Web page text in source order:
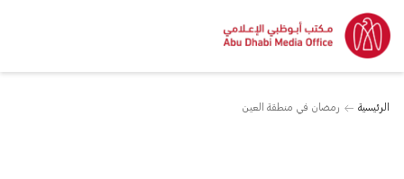
الرئيسية رمضان في منطقة العين